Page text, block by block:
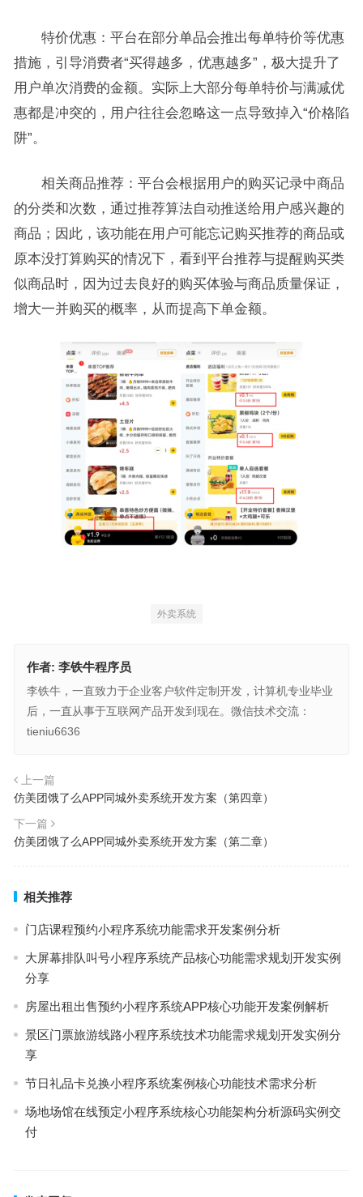
特价优惠：平台在部分单品会推出每单特价等优惠
措施，引导消费者“买得越多，优惠越多”，极大提升了
用户单次消费的金额。实际上大部分每单特价与满减优
惠都是冲突的，用户往往会忽略这一点导致掉入“价格陷
阱”。
相关商品推荐：平台会根据用户的购买记录中商品
的分类和次数，通过推荐算法自动推送给用户感兴趣的
商品；因此，该功能在用户可能忘记购买推荐的商品或
原本没打算购买的情况下，看到平台推荐与提醒购买类
似商品时，因为过去良好的购买体验与商品质量保证，
增大一并购买的概率，从而提高下单金额。
外卖系统
作者: 李铁牛程序员
李铁牛，一直致力于企业客户软件定制开发，计算机专业毕业
后，一直从事于互联网产品开发到现在。微信技术交流：
tieniu6636
上一篇
仿美团饿了么APP同城外卖系统开发方案（第四章）
下一篇
仿美团饿了么APP同城外卖系统开发方案（第二章）
相关推荐
门店课程预约小程序系统功能需求开发案例分析
大屏幕排队叫号小程序系统产品核心功能需求规划开发实例
分享
房屋出租出售预约小程序系统APP核心功能开发案例解析
景区门票旅游线路小程序系统技术功能需求规划开发实例分
享
节日礼品卡兑换小程序系统案例核心功能技术需求分析
场地场馆在线预定小程序系统核心功能架构分析源码实例交
付